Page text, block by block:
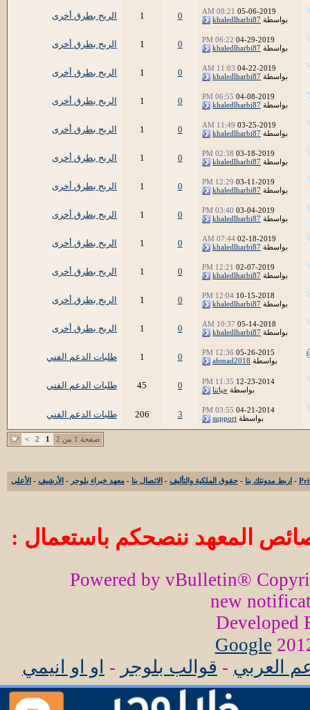
05-06-2019
08:21 AM
بواسطة khaledlharbi87
0
1 الربح بطرق أخرى
04-29-2019
06:22 PM
بواسطة khaledlharbi87
0
1 الربح بطرق أخرى
04-22-2019
11:03 AM
بواسطة khaledlharbi87
0
1 الربح بطرق أخرى
04-08-2019
06:55 PM
بواسطة khaledlharbi87
0
1 الربح بطرق أخرى
03-25-2019
11:49 AM
بواسطة khaledlharbi87
0
1 الربح بطرق أخرى
03-18-2019
02:38 PM
بواسطة khaledlharbi87
0
1 الربح بطرق أخرى
03-11-2019
12:29 PM
بواسطة khaledlharbi87
0
1 الربح بطرق أخرى
03-04-2019
03:40 PM
بواسطة khaledlharbi87
0
1 الربح بطرق أخرى
02-18-2019
07:44 AM
بواسطة khaledlharbi87
0
1 الربح بطرق أخرى
02-07-2019
12:21 PM
بواسطة khaledlharbi87
0
1 الربح بطرق أخرى
10-15-2018
12:04 PM
بواسطة khaledlharbi87
0
1 الربح بطرق أخرى
05-14-2018
10:37 AM
بواسطة khaledlharbi87
0
1 الربح بطرق أخرى
05-26-2015
12:36 PM
بواسطة ahmad2018
0
1 طلبات الدعم الفني
12-23-2014
11:35 PM
بواسطة حياتنا 0
45 طلبات الدعم الفني
04-21-2014
03:55 PM
بواسطة support
3
206 طلبات الدعم الفني
صفحة 1 من 2 1
2
>
- اربط مدونتك بنا - حقوق الملكية والتأليف - الاتصال بنا - معهد خبراء بلوجر - الأرشيف - الأعلى
المعهد ننصحكم باستعمال :
Powered by vBulletin®
new
Developed
Google
العربي - قوالب بلوجر - او او انيمي